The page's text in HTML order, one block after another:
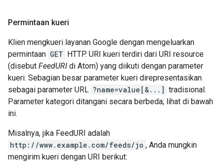
Permintaan kueri
Klien mengkueri layanan Google dengan mengeluarkan
permintaan GET HTTP. URI kueri terdiri dari URI resource
(disebut FeedURI di Atom) yang diikuti dengan parameter
kueri. Sebagian besar parameter kueri direpresentasikan
sebagai parameter URL ?name=value[&...] tradisional.
Parameter kategori ditangani secara berbeda; lihat di bawah
ini.
Misalnya, jika FeedURI adalah
http://www.example.com/feeds/jo , Anda mungkin
mengirim kueri dengan URI berikut: